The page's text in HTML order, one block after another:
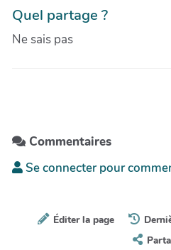
Quel partage ?
Ne sais pas
Commentaires
Se connecter pour
Éditer la page